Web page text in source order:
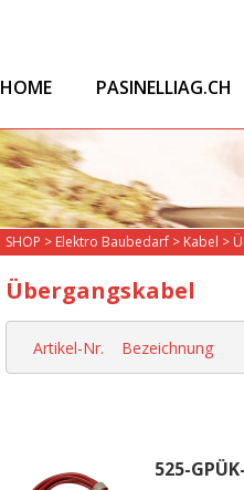
HOME PASINELLIAG.CH
SHOP > Elektro Baubedarf > Kabel >
Übergangskabel
Artikel-Nr. Bezeichnung
525-